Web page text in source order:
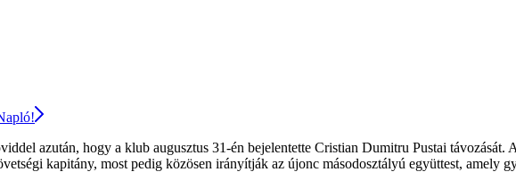
azután, hogy a klub augusztus 31-én bejelentette Cristian Dumitru Pustai távozását.
kapitány, most pedig közösen irányítják az újonc másodosztályú együttest, amely